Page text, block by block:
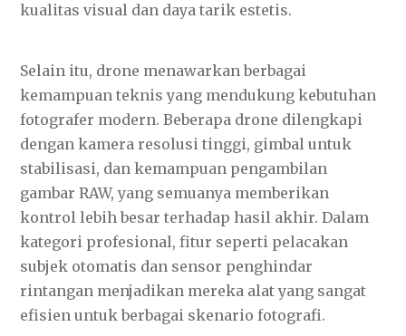
kualitas visual dan daya tarik estetis.
Selain itu, drone menawarkan berbagai
kemampuan teknis yang mendukung kebutuhan
fotografer modern. Beberapa drone dilengkapi
dengan kamera resolusi tinggi, gimbal untuk
stabilisasi, dan kemampuan pengambilan
gambar RAW, yang semuanya memberikan
kontrol lebih besar terhadap hasil akhir. Dalam
kategori profesional, fitur seperti pelacakan
subjek otomatis dan sensor penghindar
rintangan menjadikan mereka alat yang sangat
efisien untuk berbagai skenario fotografi.